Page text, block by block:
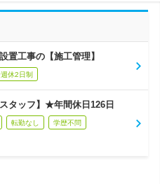
置工事の【施工管理】
休2日制
タッフ】★年間休日126日
転勤なし 学歴不問